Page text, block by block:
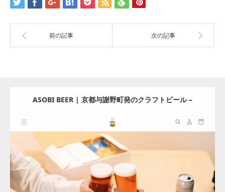
前の記事 次の記事
ASOBI BEER | 京都与謝野町発のクラフトビール –
ASOBIBEER
Update:2024.07.31
Category:その他の商品と飲料